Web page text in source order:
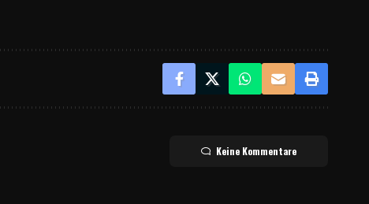
Keine Kommentare